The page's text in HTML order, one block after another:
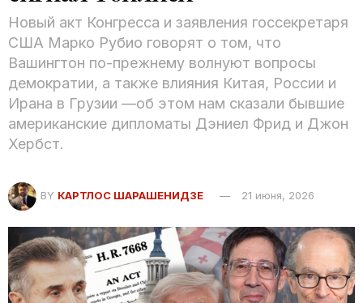
Новый акт Конгресса и заявления госсекретаря
США Марко Рубио говорят о том, что
Вашингтон по-прежнему волнуют вопросы
демократии, а также влияния Китая, России и
Ирана в Грузии —об этом нам сказали бывшие
американские дипломаты Дэниел Фрид и Джон
Хербст.
BY КАРТЛОС ШАРАШЕНИДЗЕ 21 июня, 2026